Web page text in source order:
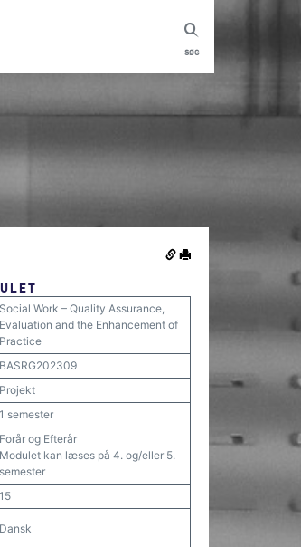
SØG
Social Work – Quality Assurance,
Evaluation and the Enhancement of
Practice
BASRG202309
Projekt
1 semester
Forår og Efterår
Modulet kan læses på 4. og/eller 5.
semester
15
Dansk